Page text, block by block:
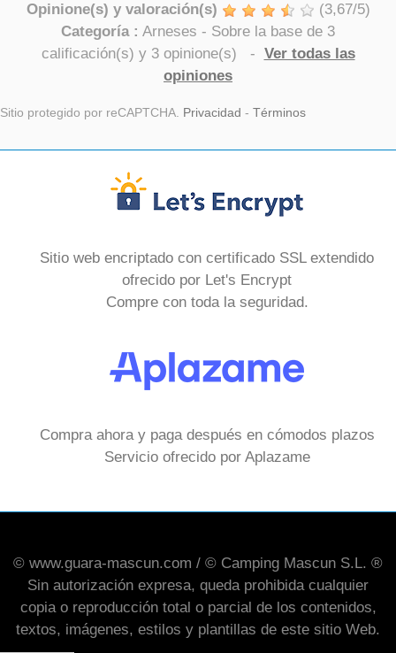
Opinione(s) y valoración(s) (3,67/5)
Categoría : Arneses - Sobre la base de 3
calificación(s) y 3opinione(s) - Ver todas las
opiniones
Sitio protegido por reCAPTCHA. Privacidad - Términos
Sitio web encriptado con certificado SSL extendido
ofrecido por Let's Encrypt
Compre con toda la seguridad.
Compra ahora y paga después en cómodos plazos
Servicio ofrecido por Aplazame
© www.guara-mascun.com / © Camping Mascun S.L. ®
Sin autorización expresa, queda prohibida cualquier
copia o reproducción total o parcial de los contenidos,
textos, imágenes, estilos y plantillas de este sitio Web.